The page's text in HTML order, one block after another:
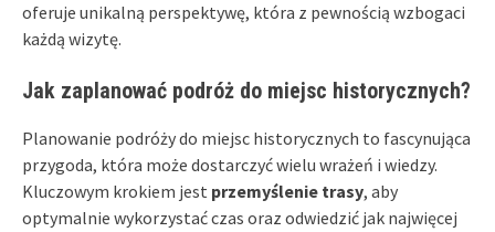
oferuje unikalną perspektywę, która z pewnością wzbogaci
każdą wizytę.
Jak zaplanować podróż do miejsc historycznych?
Planowanie podróży do miejsc historycznych to fascynująca
przygoda, która może dostarczyć wielu wrażeń i wiedzy.
Kluczowym krokiem jest przemyślenie trasy, aby
optymalnie wykorzystać czas oraz odwiedzić jak najwięcej